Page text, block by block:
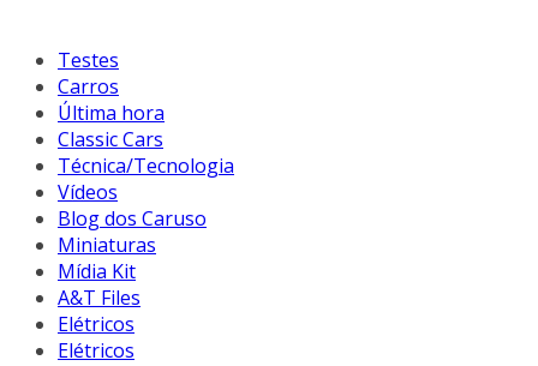
Testes
Carros
Última hora
Classic Cars
Técnica/Tecnologia
Vídeos
Blog dos Caruso
Miniaturas
Mídia Kit
A&T Files
Elétricos
Elétricos